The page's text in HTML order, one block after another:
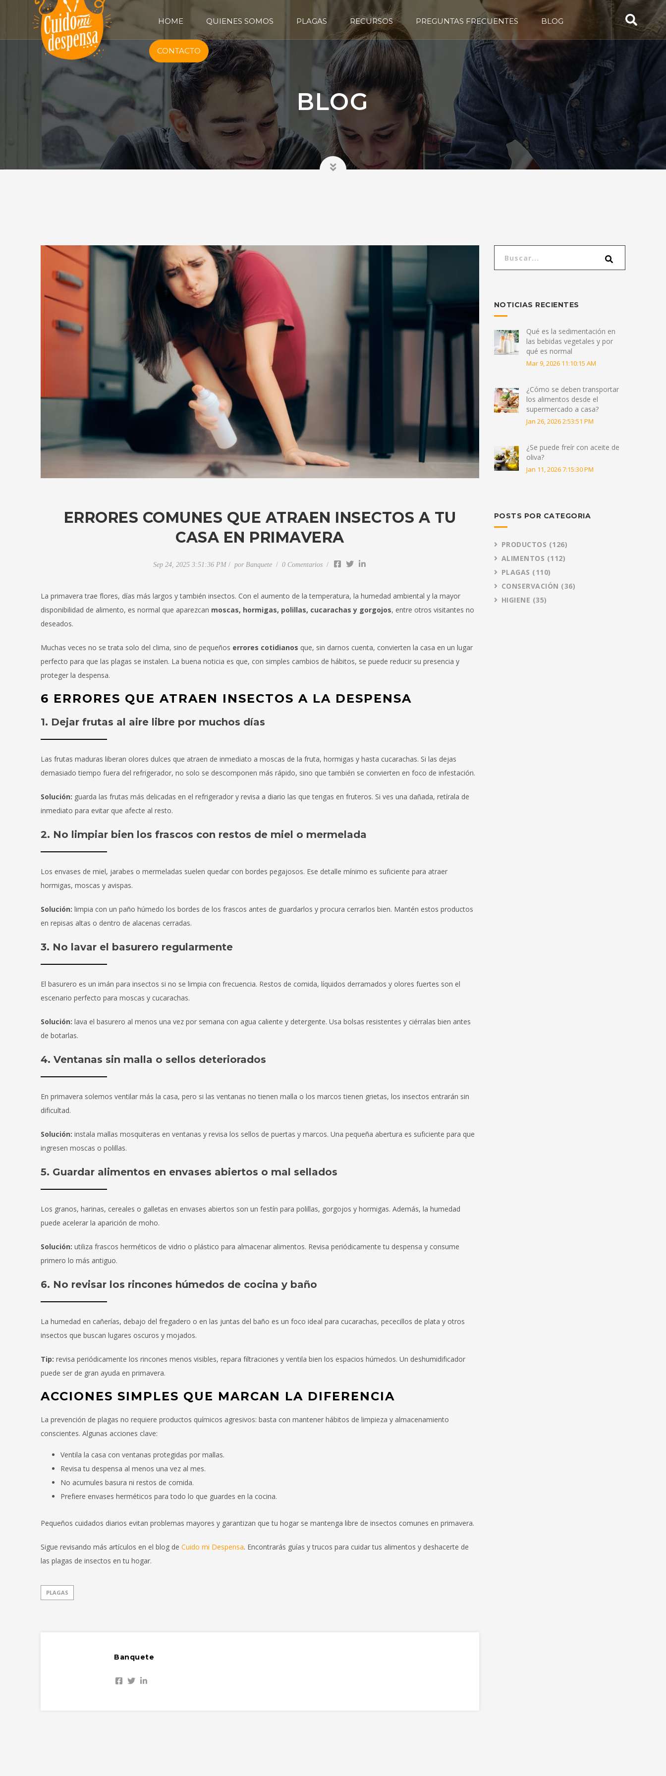
HOME QUIENES SOMOS PLAGAS RECURSOS PREGUNTAS FRECUENTES BLOG
CONTACTO
BLOG
ERRORES COMUNES QUE ATRAEN INSECTOS A TU
CASA EN PRIMAVERA
Sep 24, 2025 3:51:36 PM por Banquete 0 Comentarios
La primavera trae flores, días más largos y también insectos. Con el aumento de la temperatura, la humedad ambiental y la mayor
disponibilidad de alimento, es normal que aparezcan moscas, hormigas, polillas, cucarachas y gorgojos, entre otros visitantes no
deseados.
Muchas veces no se trata solo del clima, sino de pequeños errores cotidianos que, sin darnos cuenta, convierten la casa en un lugar
perfecto para que las plagas se instalen. La buena noticia es que, con simples cambios de hábitos, se puede reducir su presencia y
proteger la despensa.
6 ERRORES QUE ATRAEN INSECTOS A LA DESPENSA
1. Dejar frutas al aire libre por muchos días
Las frutas maduras liberan olores dulces que atraen de inmediato a moscas de la fruta, hormigas y hasta cucarachas. Si las dejas
demasiado tiempo fuera del refrigerador, no solo se descomponen más rápido, sino que también se convierten en foco de infestación.
Solución: guarda las frutas más delicadas en el refrigerador y revisa a diario las que tengas en fruteros. Si ves una dañada, retírala de
inmediato para evitar que afecte al resto.
2. No limpiar bien los frascos con restos de miel o mermelada
Los envases de miel, jarabes o mermeladas suelen quedar con bordes pegajosos. Ese detalle mínimo es suficiente para atraer
hormigas, moscas y avispas.
Solución: limpia con un paño húmedo los bordes de los frascos antes de guardarlos y procura cerrarlos bien. Mantén estos productos
en repisas altas o dentro de alacenas cerradas.
3. No lavar el basurero regularmente
El basurero es un imán para insectos si no se limpia con frecuencia. Restos de comida, líquidos derramados y olores fuertes son el
escenario perfecto para moscas y cucarachas.
Solución: lava el basurero al menos una vez por semana con agua caliente y detergente. Usa bolsas resistentes y ciérralas bien antes
de botarlas.
4. Ventanas sin malla o sellos deteriorados
En primavera solemos ventilar más la casa, pero si las ventanas no tienen malla o los marcos tienen grietas, los insectos entrarán sin
dificultad.
Solución: instala mallas mosquiteras en ventanas y revisa los sellos de puertas y marcos. Una pequeña abertura es suficiente para que
ingresen moscas o polillas.
5. Guardar alimentos en envases abiertos o mal sellados
Los granos, harinas, cereales o galletas en envases abiertos son un festín para polillas, gorgojos y hormigas. Además, la humedad
puede acelerar la aparición de moho.
Solución: utiliza frascos herméticos de vidrio o plástico para almacenar alimentos. Revisa periódicamente tu despensa y consume
primero lo más antiguo.
6. No revisar los rincones húmedos de cocina y baño
La humedad en cañerías, debajo del fregadero o en las juntas del baño es un foco ideal para cucarachas, pececillos de plata y otros
insectos que buscan lugares oscuros y mojados.
Tip: revisa periódicamente los rincones menos visibles, repara filtraciones y ventila bien los espacios húmedos. Un deshumidificador
puede ser de gran ayuda en primavera.
ACCIONES SIMPLES QUE MARCAN LA DIFERENCIA
La prevención de plagas no requiere productos químicos agresivos: basta con mantener hábitos de limpieza y almacenamiento
conscientes. Algunas acciones clave:
Ventila la casa con ventanas protegidas por mallas.
Revisa tu despensa al menos una vez al mes.
No acumules basura ni restos de comida.
Prefiere envases herméticos para todo lo que guardes en la cocina.
Pequeños cuidados diarios evitan problemas mayores y garantizan que tu hogar se mantenga libre de insectos comunes en primavera.
Sigue revisando más artículos en el blog de Cuido mi Despensa. Encontrarás guías y trucos para cuidar tus alimentos y deshacerte de
las plagas de insectos en tu hogar.
PLAGAS
Banquete
NOTICIAS RECIENTES
Qué es la sedimentación en
las bebidas vegetales y por
qué es normal
Mar 9, 2026 11:10:15 AM
¿Cómo se deben transportar
los alimentos desde el
supermercado a casa?
Jan 26, 2026 2:53:51 PM
¿Se puede freír con aceite de
oliva?
Jan 11, 2026 7:15:30 PM
POSTS POR CATEGORIA
PRODUCTOS (126)
ALIMENTOS (112)
PLAGAS (110)
CONSERVACIÓN (36)
HIGIENE (35)